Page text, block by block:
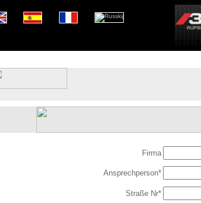
Firma
Ansprechperson*
Straße Nr*